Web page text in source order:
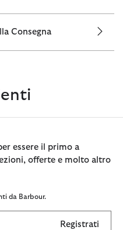
Consegna
essere il primo a
offerte e molto altro
da Barbour.
Registrati